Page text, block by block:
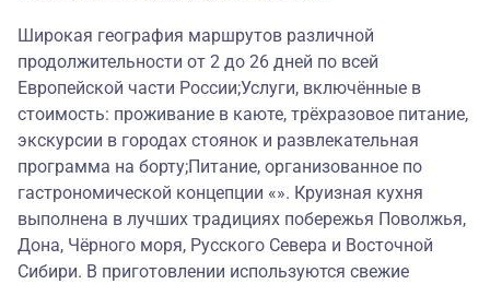
Широкая география маршрутов различной
продолжительности от 2 до 26 дней по всей
Европейской части России;Услуги, включённые в
стоимость: проживание в каюте, трёхразовое питание,
экскурсии в городах стоянок и развлекательная
программа на борту;Питание, организованное по
гастрономической концепции «». Круизная кухня
выполнена в лучших традициях побережья Поволжья,
Дона, Чёрного моря, Русского Севера и Восточной
Сибири. В приготовлении используются свежие